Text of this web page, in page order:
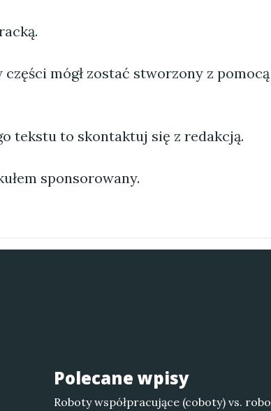
mógł zostać stworzony z pomocą
tekstu to skontaktuj się z redakcją.
sponsorowany.
Polecane wpisy
Roboty współpracujące (coboty) vs.